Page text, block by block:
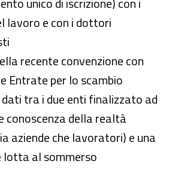
lavoro e con i dottori
recente convenzione con
Entrate per lo scambio
tra i due enti finalizzato ad
conoscenza della realtà
aziende che lavoratori) e una
lotta al sommerso